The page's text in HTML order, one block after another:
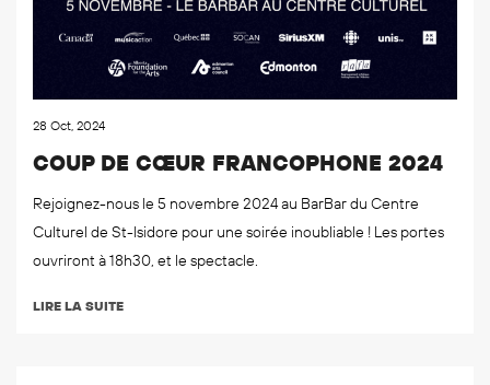
28 Oct, 2024
COUP DE CŒUR FRANCOPHONE 2024
Rejoignez-nous le 5 novembre 2024 au BarBar du Centre
Culturel de St-Isidore pour une soirée inoubliable ! Les portes
ouvriront à 18h30, et le spectacle.
LIRE LA SUITE